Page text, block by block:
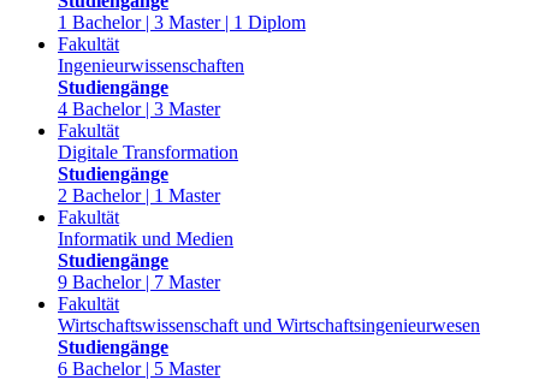
1 Bachelor | 3 Master | 1 Diplom
Fakultät
Ingenieurwissenschaften
Studiengänge
4 Bachelor | 3 Master
Fakultät
Digitale Transformation
Studiengänge
2 Bachelor | 1 Master
Fakultät
Informatik und Medien
Studiengänge
9 Bachelor | 7 Master
Fakultät
Wirtschaftswissenschaft und Wirtschaftsingenieurwesen
Studiengänge
6 Bachelor | 5 Master